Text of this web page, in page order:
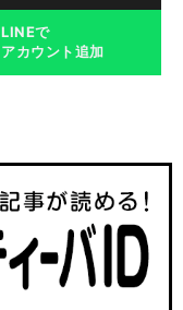
LINEで
アカウント追加